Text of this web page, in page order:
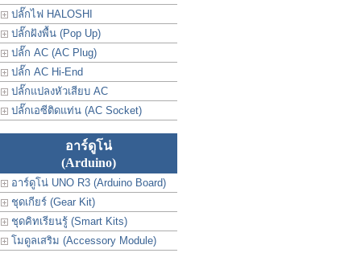
ปลั๊กไฟ HALOSHI
ปลั๊กฝังพื้น (Pop Up)
ปลั๊ก AC (AC Plug)
ปลั๊ก AC Hi-End
ปลั๊กแปลงหัวเสียบ AC
ปลั๊กเอซีติดแท่น (AC Socket)
อาร์ดูโน่
(Arduino)
อาร์ดูโน่ UNO R3 (Arduino Board)
ชุดเกียร์ (Gear Kit)
ชุดคิทเรียนรู้ (Smart Kits)
โมดูลเสริม (Accessory Module)